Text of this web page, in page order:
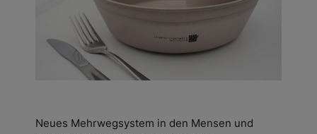
Neues Mehrwegsystem in den Mensen und